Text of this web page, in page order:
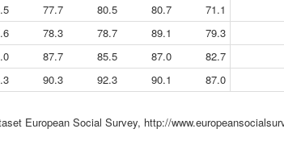
77.7 80.5 80.7 71.1
78.3 78.7 89.1 79.3
87.7 85.5 87.0 82.7
90.3 92.3 90.1 87.0
European Social Survey, http://